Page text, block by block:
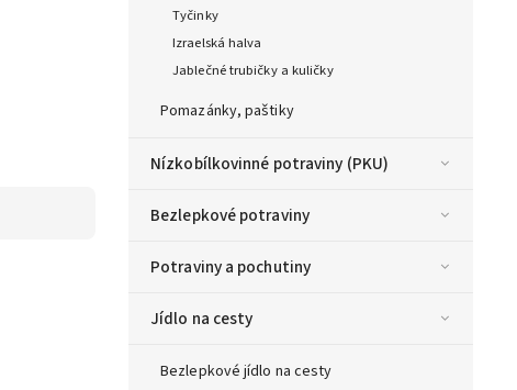
Tyčinky
Izraelská halva
Jablečné trubičky a kuličky
Pomazánky, paštiky
Nízkobílkovinné potraviny (PKU)
Bezlepkové potraviny
Potraviny a pochutiny
Jídlo na cesty
Bezlepkové jídlo na cesty